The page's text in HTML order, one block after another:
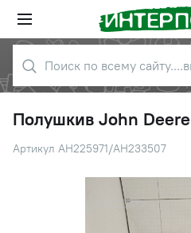
Полушкив John Deere
Артикул AH225971/AH233507